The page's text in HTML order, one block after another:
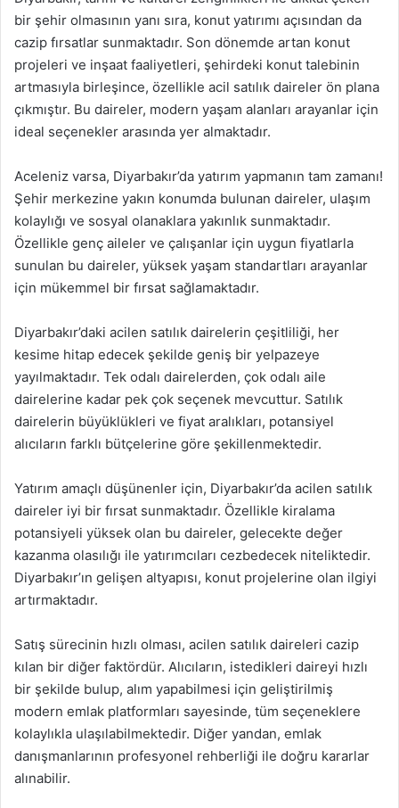
bir şehir olmasının yanı sıra, konut yatırımı açısından da
cazip fırsatlar sunmaktadır. Son dönemde artan konut
projeleri ve inşaat faaliyetleri, şehirdeki konut talebinin
artmasıyla birleşince, özellikle acil satılık daireler ön plana
çıkmıştır. Bu daireler, modern yaşam alanları arayanlar için
ideal seçenekler arasında yer almaktadır.
Aceleniz varsa, Diyarbakır’da yatırım yapmanın tam zamanı!
Şehir merkezine yakın konumda bulunan daireler, ulaşım
kolaylığı ve sosyal olanaklara yakınlık sunmaktadır.
Özellikle genç aileler ve çalışanlar için uygun fiyatlarla
sunulan bu daireler, yüksek yaşam standartları arayanlar
için mükemmel bir fırsat sağlamaktadır.
Diyarbakır’daki acilen satılık dairelerin çeşitliliği, her
kesime hitap edecek şekilde geniş bir yelpazeye
yayılmaktadır. Tek odalı dairelerden, çok odalı aile
dairelerine kadar pek çok seçenek mevcuttur. Satılık
dairelerin büyüklükleri ve fiyat aralıkları, potansiyel
alıcıların farklı bütçelerine göre şekillenmektedir.
Yatırım amaçlı düşünenler için, Diyarbakır’da acilen satılık
daireler iyi bir fırsat sunmaktadır. Özellikle kiralama
potansiyeli yüksek olan bu daireler, gelecekte değer
kazanma olasılığı ile yatırımcıları cezbedecek niteliktedir.
Diyarbakır’ın gelişen altyapısı, konut projelerine olan ilgiyi
artırmaktadır.
Satış sürecinin hızlı olması, acilen satılık daireleri cazip
kılan bir diğer faktördür. Alıcıların, istedikleri daireyi hızlı
bir şekilde bulup, alım yapabilmesi için geliştirilmiş
modern emlak platformları sayesinde, tüm seçeneklere
kolaylıkla ulaşılabilmektedir. Diğer yandan, emlak
danışmanlarının profesyonel rehberliği ile doğru kararlar
alınabilir.